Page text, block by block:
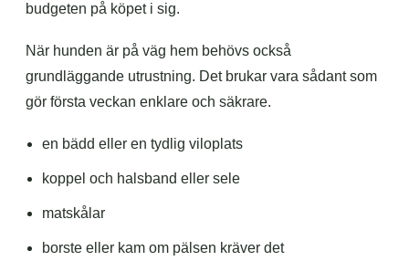
budgeten på köpet i sig.
När hunden är på väg hem behövs också
grundläggande utrustning. Det brukar vara sådant som
gör första veckan enklare och säkrare.
en bädd eller en tydlig viloplats
koppel och halsband eller sele
matskålar
borste eller kam om pälsen kräver det